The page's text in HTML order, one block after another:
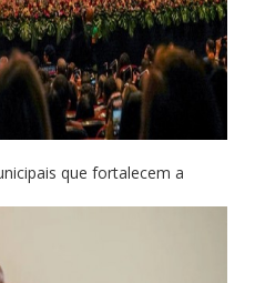
que fortalecem a